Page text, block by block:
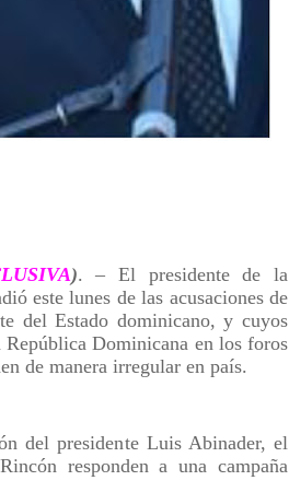
). – El presidente de la
este lunes de las acusaciones de
del Estado dominicano, y cuyos
República Dominicana en los foros
de manera irregular en país.
del presidente Luis Abinader, el
responden a una campaña